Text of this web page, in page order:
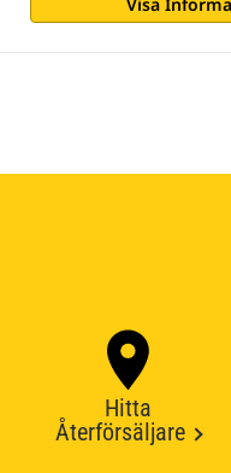
Hitta
Återförsäljare